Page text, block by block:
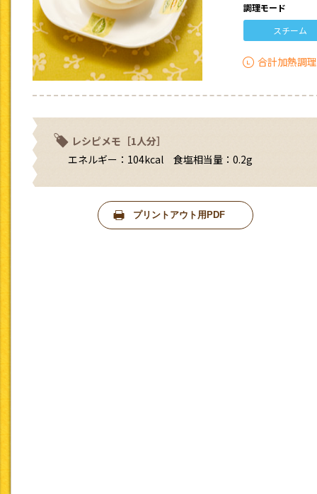
調理モード
スチーム
合計加熱調
レシピメモ［1人分］
エネルギー：104kcal 食塩相当量：0.2g
プリントアウト用PDF